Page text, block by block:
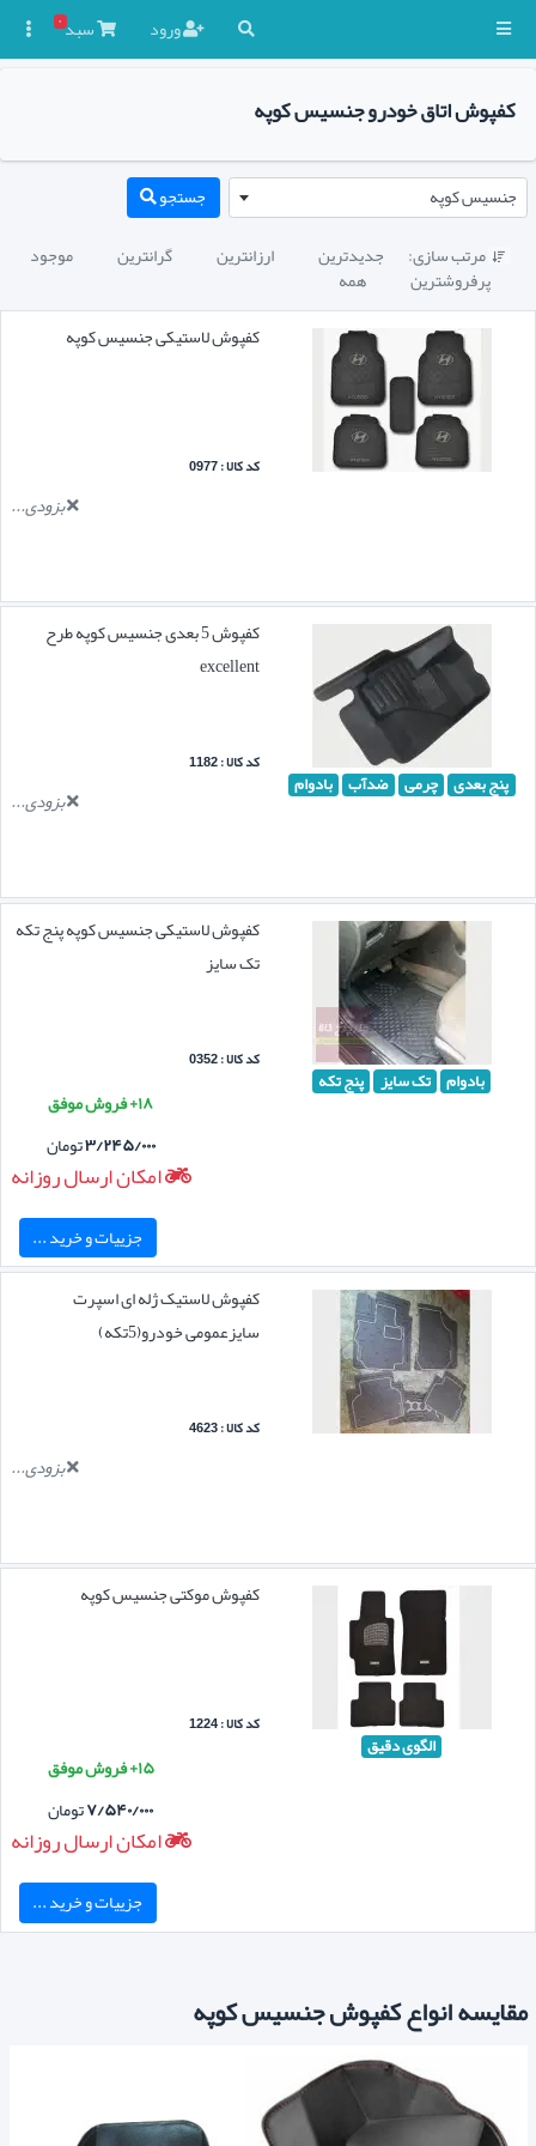
ورود سبد۰
کفپوش اتاق خودرو جنسیس کوپه
جنسیس کوپه جستجو
 مرتب سازی: جدیدترین ارزانترین گرانترین موجود
پرفروشترین
همه
کفپوش لاستیکی جنسیس کوپه
کد کالا : 0977
بزودی...
پنج بعدی چرمی ضدآب بادوام
کفپوش 5 بعدی جنسیس کوپه طرح
excellent
کد کالا : 1182
بزودی...
بادوام تک سایز پنج تکه
کفپوش لاستیکی جنسیس کوپه پنج تکه
تک سایز
کد کالا : 0352
۱۸+ فروش موفق
۳/۲۴۵/۰۰۰تومان
امکان ارسال روزانه
جزییات و خرید ...
کفپوش لاستیک ژله ای اسپرت
سایزعمومی خودرو(5تکه)
کد کالا : 4623
بزودی...
الگوی دقیق
کفپوش موکتی جنسیس کوپه
کد کالا : 1224
۱۵+ فروش موفق
۷/۵۴۰/۰۰۰تومان
امکان ارسال روزانه
جزییات و خرید ...
مقایسه انواع کفپوش جنسیس کوپه